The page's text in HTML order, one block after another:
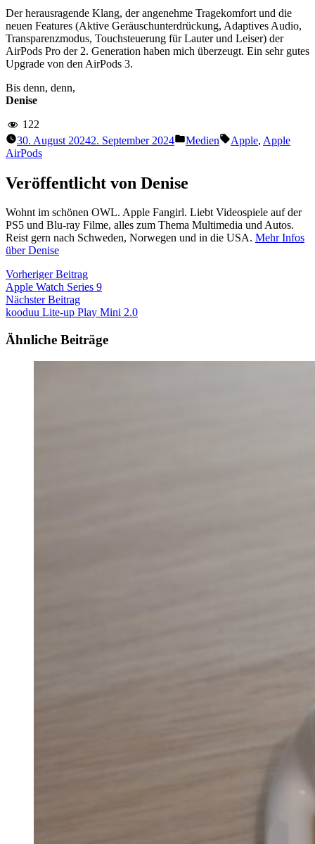
Der herausragende Klang, der angenehme Tragekomfort und die
neuen Features (Aktive Geräusch­unterdrückung, Adaptives Audio,
Transparenzmodus, Touchsteuerung für Lauter und Leiser) der
AirPods Pro der 2. Generation haben mich überzeugt. Ein sehr gutes
Upgrade von den AirPods 3.
Bis denn, denn,
Denise
122
30. August 20242. September 2024
Veröffentlicht
Medien Schlagwörter:
Apple, Apple
AirPods
Veröffentlicht von Denise
Wohnt im schönen OWL. Apple Fangirl. Liebt Videospiele auf der
PS5 und Blu-ray Filme, alles zum Thema Multimedia und Autos.
Reist gern nach Schweden, Norwegen und in die USA. Mehr Infos
über Denise
Beitragsnavigation
Vorheriger BeitragVorheriger
Beitrag:
Apple Watch Series 9
Nächster BeitragNächster
Beitrag:
kooduu Lite-up Play Mini 2.0
Ähnliche Beiträge